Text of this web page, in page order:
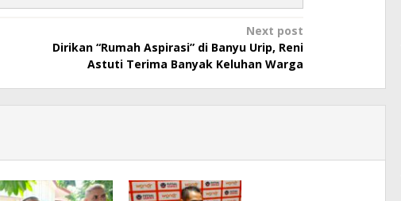
Next post
Dirikan “Rumah Aspirasi” di Banyu Urip, Reni
Astuti Terima Banyak Keluhan Warga